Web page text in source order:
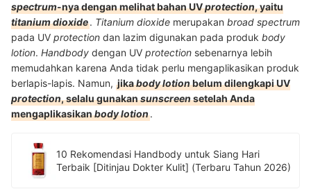
spectrum-nya dengan melihat bahan UVprotection, yaitu
titanium dioxide. Titanium dioxide merupakan broad spectrum
pada UV protection dan lazim digunakan pada produk body
lotion. Handbody dengan UV protection sebenarnya lebih
memudahkan karena Anda tidak perlu mengaplikasikan produk
berlapis-lapis. Namun, jikabody lotionbelum dilengkapi UV
protection, selalu gunakansunscreensetelah Anda
mengaplikasikanbody lotion.
10 Rekomendasi Handbody untuk Siang Hari
Terbaik [Ditinjau Dokter Kulit] (Terbaru Tahun 2026)